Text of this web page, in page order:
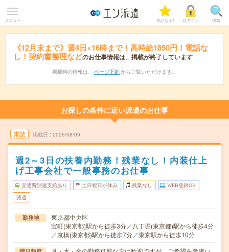
メニュー 気になる! ログイン 検索
《12月末まで》週4日×16時まで！高時給1850円！電話な
し！契約書整理などのお仕事情報は、掲載が終了しています
掲載時の情報は、 ページ下部 からご覧いただけます。
お探しの条件に近い派遣のお仕事
未読 掲載日 2026/08/09
週2～3日の扶養内勤務！残業なし！内装仕上
げ工事会社で一般事務のお仕事
交通費別途支給あり 土日祝日が休み 残業なし WEB登録OK
派遣
勤務地
東京都中央区
宝町(東京都)駅から徒歩3分／八丁堀(東京都)駅から徒歩4分
／京橋(東京都)駅から徒歩7分／東京駅から徒歩10分